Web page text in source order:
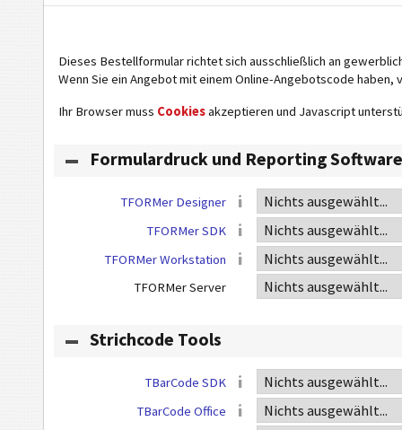
Dieses Bestellformular richtet sich ausschließlich an
Wenn Sie ein Angebot mit einem Online-Angebotscode
Ihr Browser muss Cookiesakzeptieren und Javascript
Formulardruck und Reporting Software
TFORMer Designer
TFORMer SDK
TFORMer Workstation
TFORMer Server
Strichcode Tools
TBarCode SDK
TBarCode Office